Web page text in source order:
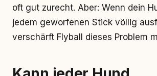
oft gut zurecht. Aber: Wenn dein
jedem geworfenen Stick völlig
verschärft Flyball dieses Problem